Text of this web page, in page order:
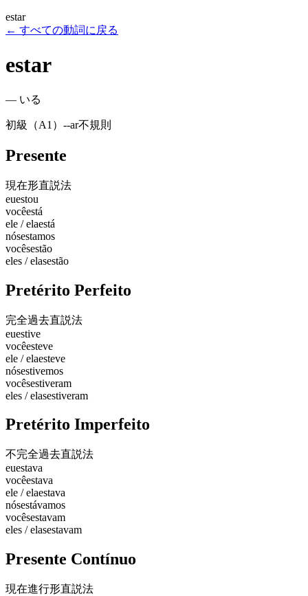
estar
← すべての動詞に戻る
estar
— いる
初級（A1） --ar不規則
Presente
現在形直説法
euestou
vocêestá
ele / elaestá
nósestamos
vocêsestão
eles / elasestão
Pretérito Perfeito
完全過去直説法
euestive
vocêesteve
ele / elaesteve
nósestivemos
vocêsestiveram
eles / elasestiveram
Pretérito Imperfeito
不完全過去直説法
euestava
vocêestava
ele / elaestava
nósestávamos
vocêsestavam
eles / elasestavam
Presente Contínuo
現在進行形直説法